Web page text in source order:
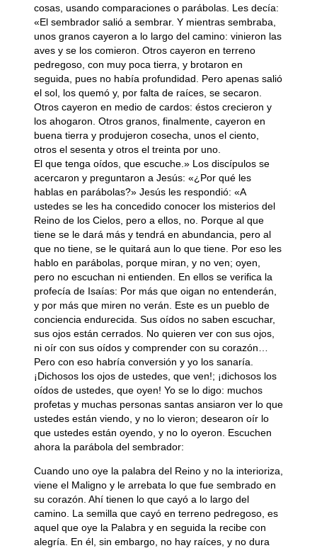
cosas, usando comparaciones o parábolas. Les decía:
«El sembrador salió a sembrar. Y mientras sembraba,
unos granos cayeron a lo largo del camino: vinieron las
aves y se los comieron. Otros cayeron en terreno
pedregoso, con muy poca tierra, y brotaron en
seguida, pues no había profundidad. Pero apenas salió
el sol, los quemó y, por falta de raíces, se secaron.
Otros cayeron en medio de cardos: éstos crecieron y
los ahogaron. Otros granos, finalmente, cayeron en
buena tierra y produjeron cosecha, unos el ciento,
otros el sesenta y otros el treinta por uno.
El que tenga oídos, que escuche.» Los discípulos se
acercaron y preguntaron a Jesús: «¿Por qué les
hablas en parábolas?» Jesús les respondió: «A
ustedes se les ha concedido conocer los misterios del
Reino de los Cielos, pero a ellos, no. Porque al que
tiene se le dará más y tendrá en abundancia, pero al
que no tiene, se le quitará aun lo que tiene. Por eso les
hablo en parábolas, porque miran, y no ven; oyen,
pero no escuchan ni entienden. En ellos se verifica la
profecía de Isaías: Por más que oigan no entenderán,
y por más que miren no verán. Este es un pueblo de
conciencia endurecida. Sus oídos no saben escuchar,
sus ojos están cerrados. No quieren ver con sus ojos,
ni oír con sus oídos y comprender con su corazón…
Pero con eso habría conversión y yo los sanaría.
¡Dichosos los ojos de ustedes, que ven!; ¡dichosos los
oídos de ustedes, que oyen! Yo se lo digo: muchos
profetas y muchas personas santas ansiaron ver lo que
ustedes están viendo, y no lo vieron; desearon oír lo
que ustedes están oyendo, y no lo oyeron. Escuchen
ahora la parábola del sembrador:
Cuando uno oye la palabra del Reino y no la interioriza,
viene el Maligno y le arrebata lo que fue sembrado en
su corazón. Ahí tienen lo que cayó a lo largo del
camino. La semilla que cayó en terreno pedregoso, es
aquel que oye la Palabra y en seguida la recibe con
alegría. En él, sin embargo, no hay raíces, y no dura